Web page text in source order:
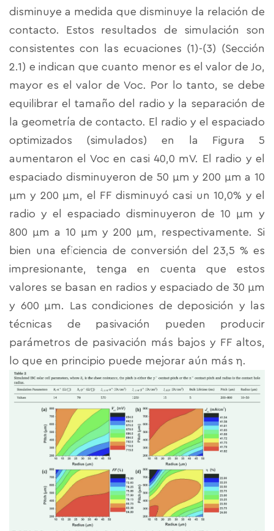
disminuye a medida que disminuye la relación de
contacto. Estos resultados de simulación son
consistentes con las ecuaciones (1)-(3) (Sección
2.1) e indican que cuanto menor es el valor de Jo,
mayor es el valor de Voc. Por lo tanto, se debe
equilibrar el tamaño del radio y la separación de
la geometría de contacto. El radio y el espaciado
optimizados (simulados) en la Figura 5
aumentaron el Voc en casi 40,0 mV. El radio y el
espaciado disminuyeron de 50 μm y 200 μm a 10
μm y 200 μm, el FF disminuyó casi un 10,0% y el
radio y el espaciado disminuyeron de 10 μm y
800 μm a 10 μm y 200 μm, respectivamente. Si
bien una eficiencia de conversión del 23,5 % es
impresionante, tenga en cuenta que estos
valores se basan en radios y espaciado de 30 μm
y 600 μm. Las condiciones de deposición y las
técnicas de pasivación pueden producir
parámetros de pasivación más bajos y FF altos,
lo que en principio puede mejorar aún más η.